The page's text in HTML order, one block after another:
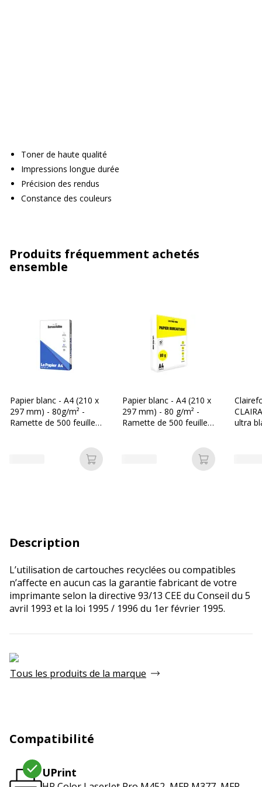
Toner de haute qualité
Impressions longue durée
Précision des rendus
Constance des couleurs
Produits fréquemment achetés
ensemble
Papier blanc - A4 (210 x
297 mm) - 80g/m² -
Ramette de 500 feuilles
Ajouter au panier
Papier blanc - A4 (210 x
297 mm) - 80 g/m² -
Ramette de 500 feuilles
Ajouter au
ultra
Description
L’utilisation de cartouches recyclées ou compatibles
n’affecte en aucun cas la garantie fabricant de votre
imprimante selon la directive 93/13 CEE du Conseil du 5
avril 1993 et la loi 1995 / 1996 du 1er février 1995.
Tous les produits de la marque
Compatibilité
UPrint